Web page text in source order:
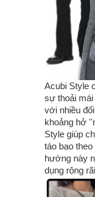
Acubi Style
sự thoải
với nhiều
khoảng hở
Style giúp
táo bạo
hướng này
dụng rộng